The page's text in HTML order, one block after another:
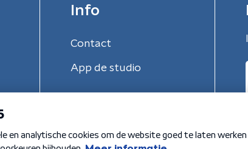
Info
Contact
App de studio